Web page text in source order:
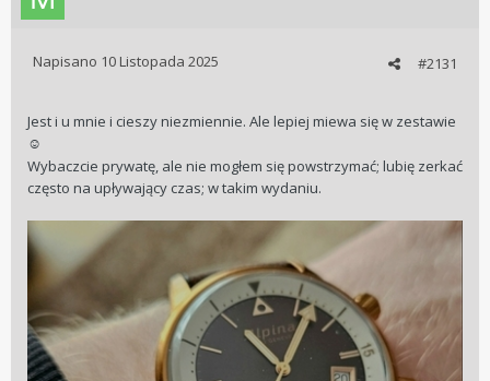
#2131
Napisano 10 Listopada 2025
Jest i u mnie i cieszy niezmiennie. Ale lepiej miewa się w zestawie
☺️
Wybaczcie prywatę, ale nie mogłem się powstrzymać; lubię zerkać
często na upływający czas; w takim wydaniu.